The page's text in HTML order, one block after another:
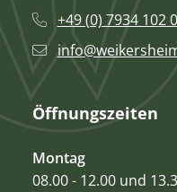
+49 (0) 7934 102 0
Öffnungszeiten
Montag
08.00 - 12.00 und